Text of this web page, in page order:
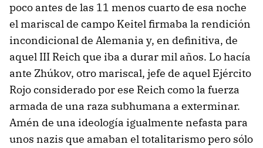
poco antes de las 11 menos cuarto de esa noche
el mariscal de campo Keitel firmaba la rendición
incondicional de Alemania y, en definitiva, de
aquel III Reich que iba a durar mil años. Lo hacía
ante Zhúkov, otro mariscal, jefe de aquel Ejército
Rojo considerado por ese Reich como la fuerza
armada de una raza subhumana a exterminar.
Amén de una ideología igualmente nefasta para
unos nazis que amaban el totalitarismo pero sólo